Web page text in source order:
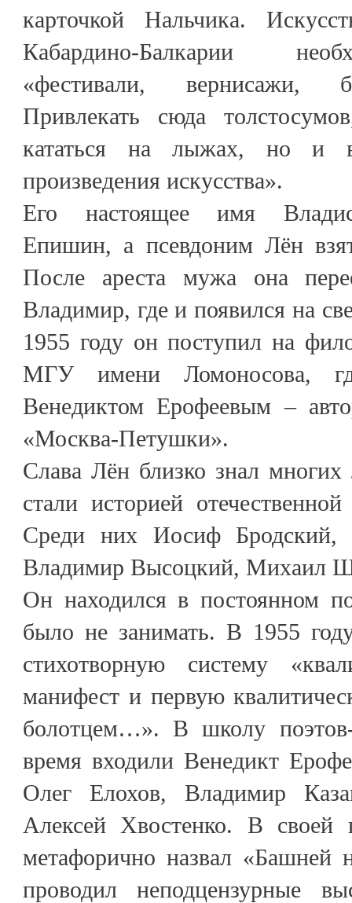
карточкой Нальчика.
Кабардино-Балкарии
«фестивали, вернисажи,
Привлекать сюда
кататься на лыжах, но и
произведения искусства».
Его настоящее имя
Епишин, а псевдоним Лён
После ареста мужа она
Владимир, где и появился на
1955 году он поступил на
МГУ имени Ломоносова,
Венедиктом Ерофеевым –
«Москва-Петушки».
Слава Лён близко знал
стали историей
Среди них Иосиф Бродский,
Владимир Высоцкий, Михаил
Он находился в постоянном
было не занимать. В 1955
стихотворную систему
манифест и первую
болотцем…». В школу поэтов-
время входили Венедикт
Олег Елохов, Владимир
Алексей Хвостенко. В своей
метафорично назвал «Башней
проводил неподцензурные